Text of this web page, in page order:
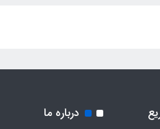
درباره ما